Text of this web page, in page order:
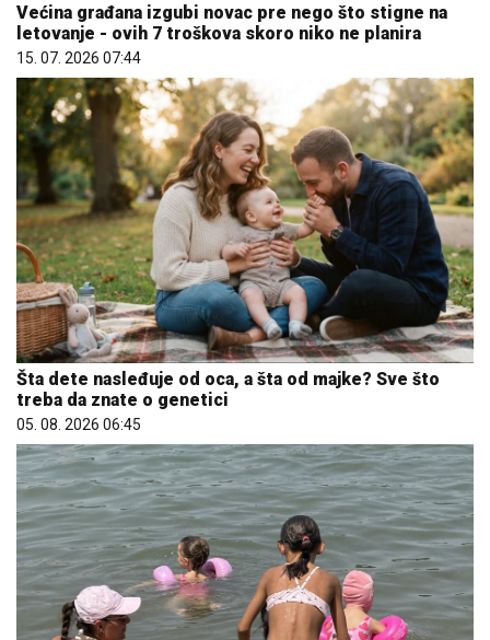
Većina građana izgubi novac pre nego što stigne na
letovanje - ovih 7 troškova skoro niko ne planira
15. 07. 2026 07:44
Šta dete nasleđuje od oca, a šta od majke? Sve što
treba da znate o genetici
05. 08. 2026 06:45